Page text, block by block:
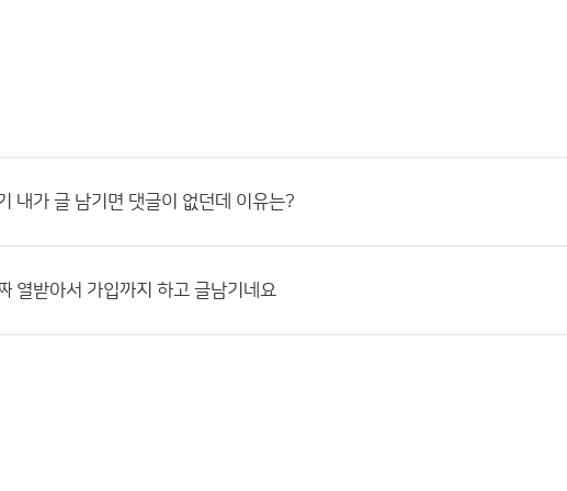
내가 글 남기면 댓글이 없던데 이유는?
열받아서 가입까지 하고 글남기네요